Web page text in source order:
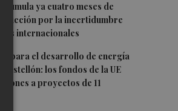
ya cuatro meses de
por la incertidumbre
internacionales
para el desarrollo de energía
los fondos de la UE
a proyectos de 11